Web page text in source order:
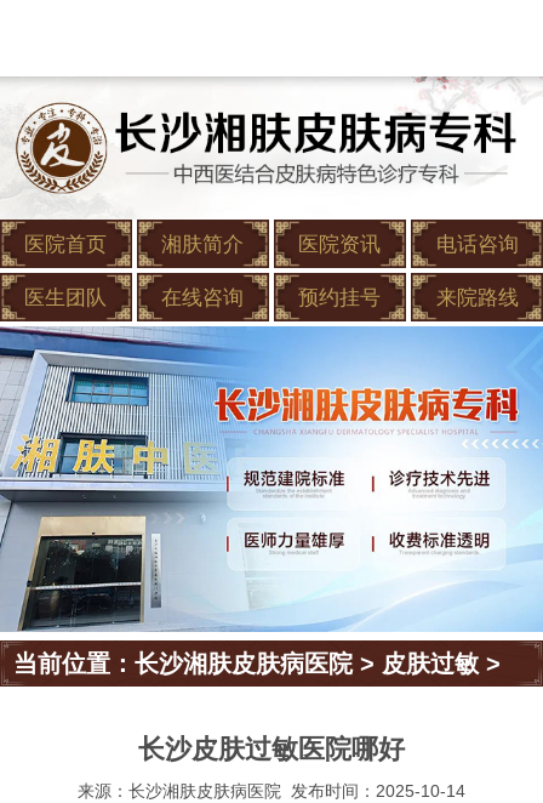
医院首页 湘肤简介 医院资讯 电话咨询
医生团队 在线咨询 预约挂号 来院路线
当前位置：长沙湘肤皮肤病医院> 皮肤过敏 >
长沙皮肤过敏医院哪好
来源：长沙湘肤皮肤病医院 发布时间：2025-10-14